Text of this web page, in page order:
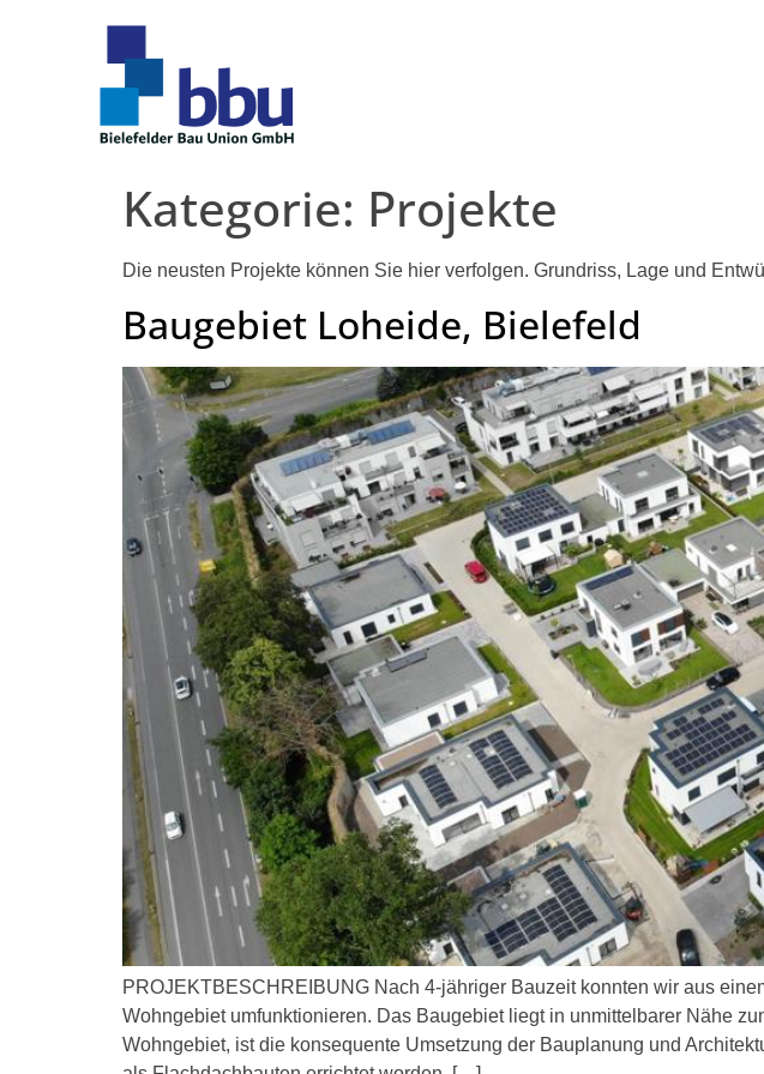
Kategorie: Projekte
Die neusten Projekte können Sie hier verfolgen. Grundriss, Lage und
Baugebiet Loheide, Bielefeld
PROJEKTBESCHREIBUNG Nach 4-jähriger Bauzeit konnten wir aus
Wohngebiet umfunktionieren. Das Baugebiet liegt in unmittelbarer Nähe
Wohngebiet, ist die konsequente Umsetzung der Bauplanung und